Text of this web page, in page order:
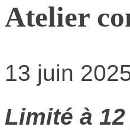
Atelier
13 juin
Limité à